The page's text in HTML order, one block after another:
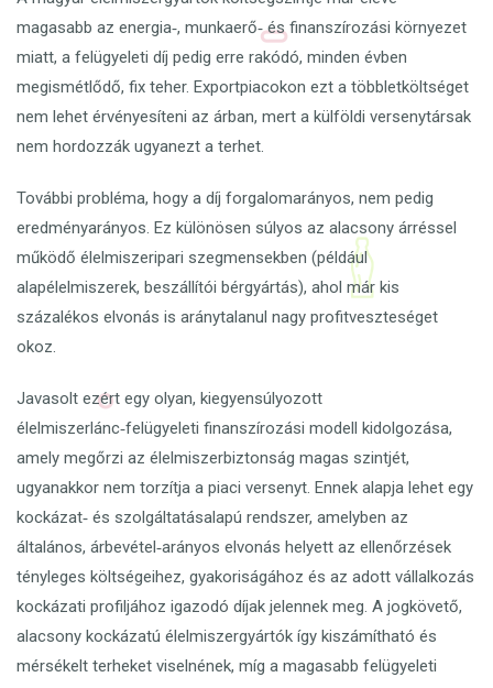
magasabb az energia‑, munkaerő‑ és finanszírozási környezet
miatt, a felügyeleti díj pedig erre rakódó, minden évben
megismétlődő, fix teher. Exportpiacokon ezt a többletköltséget
nem lehet érvényesíteni az árban, mert a külföldi versenytársak
nem hordozzák ugyanezt a terhet.
További probléma, hogy a díj forgalomarányos, nem pedig
eredményarányos. Ez különösen súlyos az alacsony árréssel
működő élelmiszeripari szegmensekben (például
alapélelmiszerek, beszállítói bérgyártás), ahol már kis
százalékos elvonás is aránytalanul nagy profitveszteséget
okoz.
Javasolt ezért egy olyan, kiegyensúlyozott
élelmiszerlánc‑felügyeleti finanszírozási modell kidolgozása,
amely megőrzi az élelmiszerbiztonság magas szintjét,
ugyanakkor nem torzítja a piaci versenyt. Ennek alapja lehet egy
kockázat‑ és szolgáltatásalapú rendszer, amelyben az
általános, árbevétel‑arányos elvonás helyett az ellenőrzések
tényleges költségeihez, gyakoriságához és az adott vállalkozás
kockázati profiljához igazodó díjak jelennek meg. A jogkövető,
alacsony kockázatú élelmiszergyártók így kiszámítható és
mérsékelt terheket viselnének, míg a magasabb felügyeleti